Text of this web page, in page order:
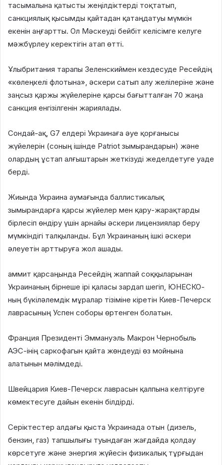
тасымалына қатысты жеңілдіктерді тоқтатып,
санкциялық қысымды қайтадан қатаңдатуы мүмкін
екенін аңғартты. Ол Мәскеуді бейбіт келісімге келуге
мәжбүрлеу керектігін атап өтті.
Ұлыбритания тарапы Зеленскиймен кездесуде Ресейдің
«көлеңкелі флотына», әскери сатып алу желілеріне және
заңсыз қаржы жүйелеріне қарсы бағытталған 70 жаңа
санкция енгізілгенін жариялады.
Сондай-ақ, G7 елдері Украинаға әуе қорғанысы
жүйелерін (соның ішінде Patriot зымырандарын) және
олардың ұстап алғыштарын жеткізуді жеделдетуге уаде
берді.
Жиында Украина аумағында баллистикалық
зымырандарға қарсы жүйелер мен қару-жарақтарды
бірлесіп өндіру үшін арнайы әскери лицензиялар беру
мүмкіндігі талқыланды. Бұл Украинаның ішкі әскери
әлеуетін арттыруға жол ашады.
аммит қарсаңында Ресейдің жаппай соққыларынан
Украинаның бірнеше ірі қаласы зардап шегіп, ЮНЕСКО-
ның бүкіләлемдік мұралар тізіміне кіретін Киев-Печерск
лаврасының Успен соборы өртенген болатын.
Франция Президенті Эммануэль Макрон Чернобыль
АЭС-інің саркофагын қайта жөндеуді өз мойнына
алатынын мәлімдеді.
Швейцария Киев-Печерск лаврасын қалпына келтіруге
көмектесуге дайын екенін білдірді.
Серіктестер алдағы қыста Украинада отын (дизель,
бензин, газ) тапшылығы туындаған жағдайда қолдау
көрсетуге және энергия жүйесін физикалық тұрғыдан